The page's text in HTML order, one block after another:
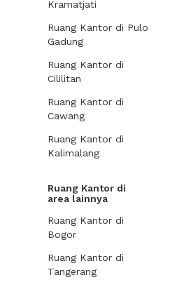
Kramatjati
Ruang Kantor di Pulo
Gadung
Ruang Kantor di
Cililitan
Ruang Kantor di
Cawang
Ruang Kantor di
Kalimalang
Ruang Kantor di
area lainnya
Ruang Kantor di
Bogor
Ruang Kantor di
Tangerang